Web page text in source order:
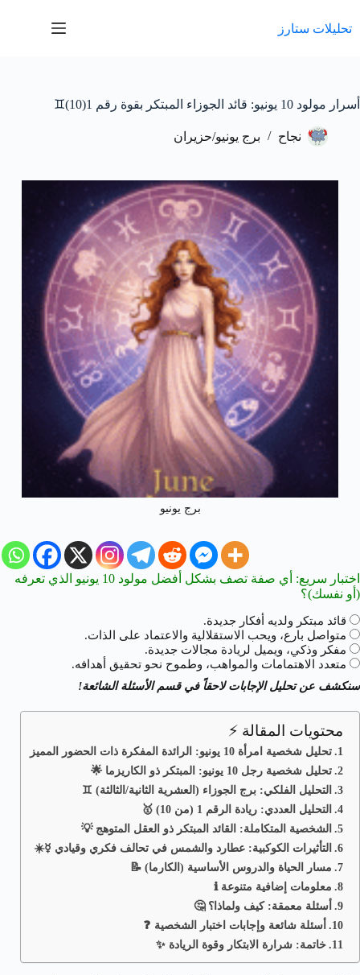
المحتوى
تحليلات ستارز
أسرار مولود 10 يونيو: قائد الجوزاء المبتكر بقوة رقم 1(10)♊️
نجاح برج يونيو/حزيران
برج يونيو
اختبار سريع: أي صفة تصف بشكل أفضل مولود 10 يونيو الذي تعرفه
(أو نفسك)؟
قائد مبتكر ولديه أفكار جديدة.
متواصل بارع، ويحب الاستقلالية والاعتماد على الذات.
مفكر وذكي، ويميل لريادة مجالات جديدة.
متعدد الاهتمامات والمواهب، وطموح نحو تحقيق أهدافه.
سنكشف عن تحليل الإجابات لاحقاً في قسم الأسئلة الشائعة!
محتويات المقالة ⚡
تحليل شخصية امرأة 10 يونيو: الرائدة المفكرة ذات الحضور المميز
تحليل شخصية رجل 10 يونيو: المبتكر ذو الكاريزما 🌟
التحليل الفلكي: برج الجوزاء (العشرية الثانية/الثالثة) ♊
التحليل العددي: ريادة الرقم 1 (من 10) 🥇
الشخصية المتكاملة: القائد المبتكر ذو العقل المتوهج 💡
التأثيرات الكوكبية: عطارد والشمس في تحالف فكري وقيادي ☿️☀️
مسار الحياة والدروس الأساسية (الكارما) 📝
معلومات إضافية متنوعة ℹ️
أسئلة معمقة: كيف ولماذا؟ 🤔
أسئلة شائعة وإجابات اختبار الشخصية ❓
خاتمة: شرارة الابتكار وقوة الريادة ✨